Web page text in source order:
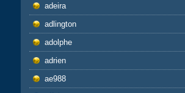
adeira
adlington
adolphe
adrien
ae988